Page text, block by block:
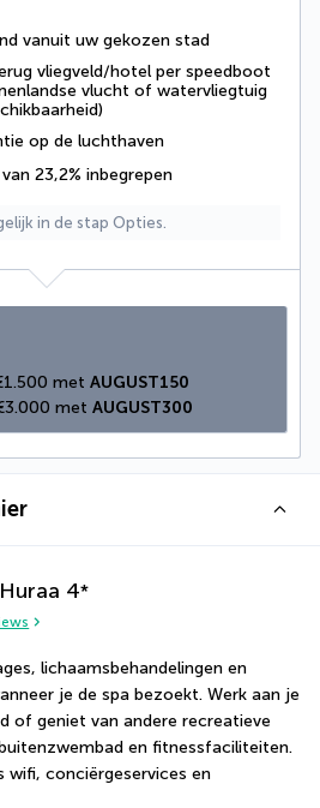
vanuit uw gekozen stad
vliegveld/hotel per speedboot
vlucht of watervliegtuig
op de luchthaven
23,2% inbegrepen
in de stap Opties.
met AUGUST150
met AUGUST300
4*
lichaamsbehandelingen en
je de spa bezoekt. Werk aan je
of geniet van andere recreatieve
en fitnessfaciliteiten.
conciërgeservices en